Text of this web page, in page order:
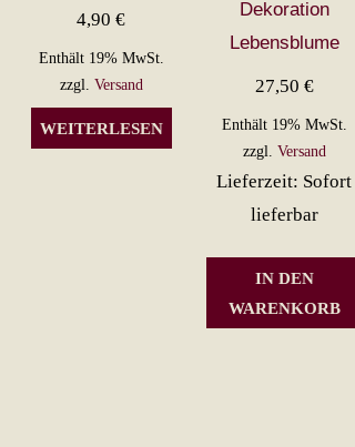
4,90€
Enthält 19% MwSt.
zzgl. Versand
WEITERLESEN
Dekoration
Lebensblume
27,50 €
Enthält 19% MwSt.
zzgl. Versand
Lieferzeit: Sofort
lieferbar
IN DEN
WARENKORB